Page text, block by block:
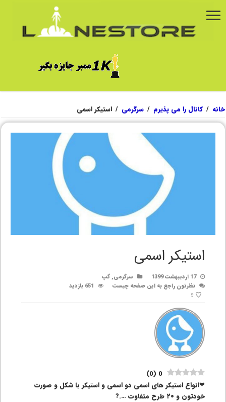
خانه / کانال را می پذیرم / سرگرمی / استیکر اسمی
استیکر اسمی
17 اردیبهشت 1399 سرگرمی,گپ
نظرتون راجع به این صفحه چیست
651 بازدید
9
0
(
0
)
❤انواع استیکر های اسمی دو اسمی و استیکر با شکل و صورت
خودتون و ۲۰ طرح متفاوت ….?